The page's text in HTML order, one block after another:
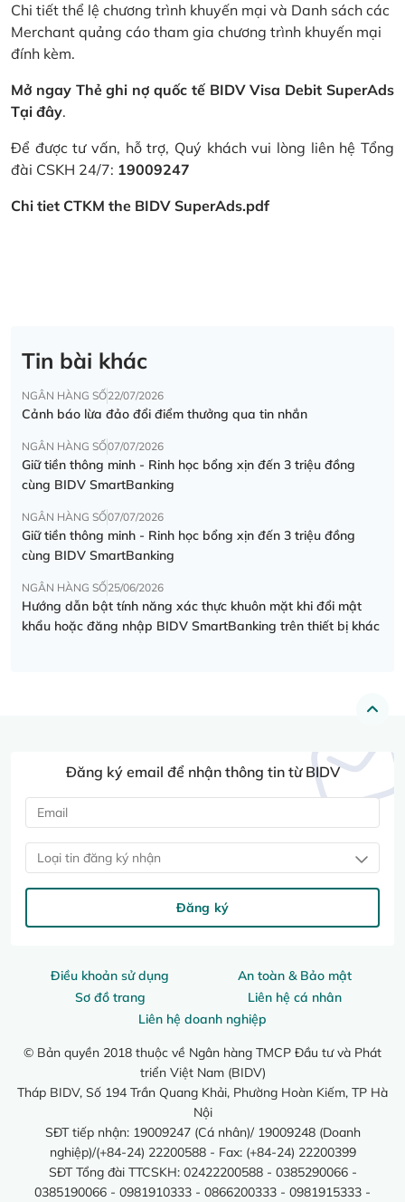
Chi tiết thể lệ chương trình khuyến mại và Danh sách các
Merchant quảng cáo tham gia chương trình khuyến mại
đính kèm.
Mở ngay Thẻ ghi nợ quốc tế BIDV Visa Debit SuperAds
Tại đây.
Để được tư vấn, hỗ trợ, Quý khách vui lòng liên hệ Tổng
đài CSKH 24/7: 19009247
Chi tiet CTKM the BIDV SuperAds.pdf
Tin bài khác
NGÂN HÀNG SỐ22/07/2026
Cảnh báo lừa đảo đổi điểm thưởng qua tin nhắn
NGÂN HÀNG SỐ07/07/2026
Giữ tiền thông minh - Rinh học bổng xịn đến 3 triệu đồng
cùng BIDV SmartBanking
NGÂN HÀNG SỐ07/07/2026
Giữ tiền thông minh - Rinh học bổng xịn đến 3 triệu đồng
cùng BIDV SmartBanking
NGÂN HÀNG SỐ25/06/2026
Hướng dẫn bật tính năng xác thực khuôn mặt khi đổi mật
khẩu hoặc đăng nhập BIDV SmartBanking trên thiết bị khác
Điều khoản sử dụng
An toàn & Bảo mật
Sơ đồ trang
Liên hệ cá nhân
Liên hệ doanh nghiệp
© Bản quyền 2018 thuộc về Ngân hàng TMCP Đầu tư và Phát
triển Việt Nam (BIDV)
Tháp BIDV, Số 194 Trần Quang Khải, Phường Hoàn Kiếm, TP Hà
Nội
SĐT tiếp nhận: 19009247 (Cá nhân)/ 19009248 (Doanh
nghiệp)/(+84-24) 22200588 - Fax: (+84-24) 22200399
SĐT Tổng đài TTCSKH: 02422200588 - 0385290066 -
0385190066 - 0981910333 - 0866200333 - 0981915333 -
Đăng ký email để nhận thông tin từ BIDV
Loại tin đăng ký nhận
Đăng ký